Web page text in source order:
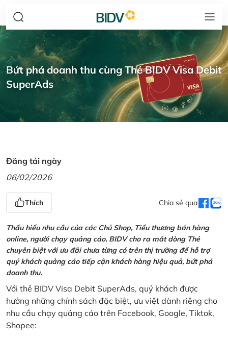
Bứt phá doanh thu cùng Thẻ BIDV Visa Debit
SuperAds
Đăng tải ngày
06/02/2026
Thích Chia sẻ qua
Thấu hiểu nhu cầu của các Chủ Shop, Tiểu thương bán hàng
online, người chạy quảng cáo, BIDV cho ra mắt dòng Thẻ
chuyên biệt với ưu đãi chưa từng có trên thị trường để hỗ trợ
quý khách quảng cáo tiếp cận khách hàng hiệu quả, bứt phá
doanh thu.
Với thẻ BIDV Visa Debit SuperAds, quý khách được
hưởng những chính sách đặc biệt, ưu việt dành riêng cho
nhu cầu chạy quảng cáo trên Facebook, Google, Tiktok,
Shopee: